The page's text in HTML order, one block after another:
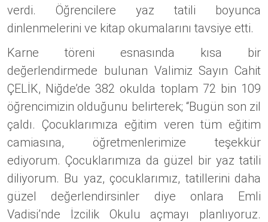
verdi. Öğrencilere yaz tatili boyunca
dinlenmelerini ve kitap okumalarını tavsiye etti.
Karne töreni esnasında kısa bir
değerlendirmede bulunan Valimiz Sayın Cahit
ÇELİK, Niğde’de 382 okulda toplam 72 bin 109
öğrencimizin olduğunu belirterek; “Bugün son zil
çaldı. Çocuklarımıza eğitim veren tüm eğitim
camiasına, öğretmenlerimize teşekkür
ediyorum. Çocuklarımıza da güzel bir yaz tatili
diliyorum. Bu yaz, çocuklarımız, tatillerini daha
güzel değerlendirsinler diye onlara Emli
Vadisi’nde İzcilik Okulu açmayı planlıyoruz.